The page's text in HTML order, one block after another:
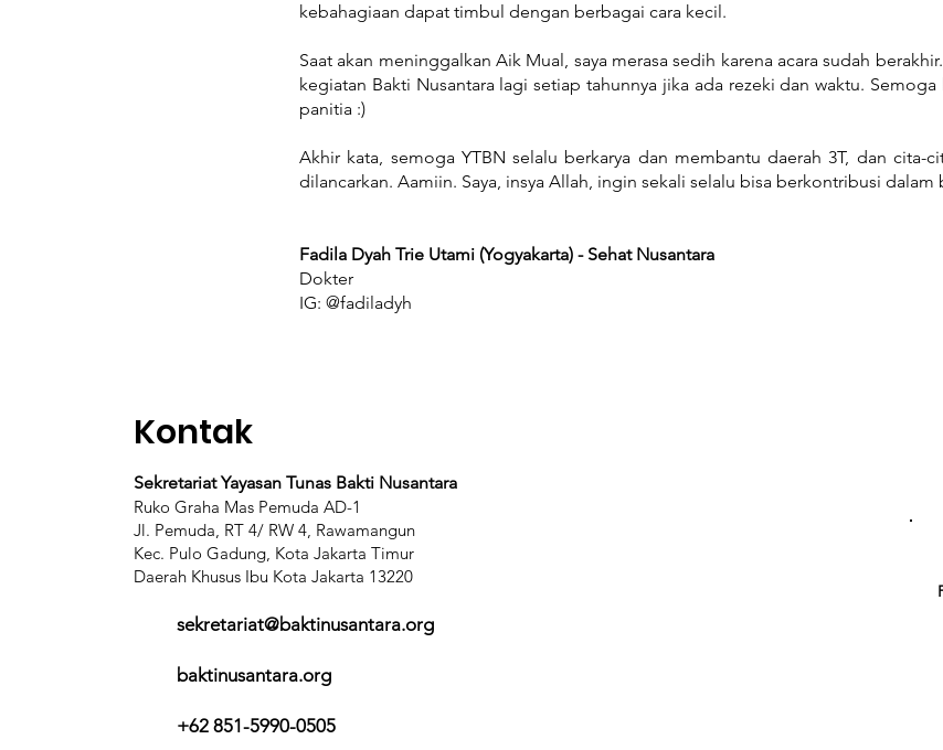
kebahagiaan dapat timbul dengan berbagai cara kecil.
Saat akan meninggalkan Aik Mual, saya merasa sedih karena acara sudah
kegiatan Bakti Nusantara lagi setiap tahunnya jika ada rezeki dan waktu.
panitia :)
Akhir kata, semoga YTBN selalu berkarya dan membantu daerah 3T, dan cita-
dilancarkan. Aamiin. Saya, insya Allah, ingin sekali selalu bisa berkontribusi dalam
Fadila Dyah Trie Utami (Yogyakarta) - Sehat Nusantara
Dokter
IG: @fadiladyh
Kontak
Sekretariat Yayasan Tunas Bakti Nusantara
Ruko Graha Mas Pemuda AD-1
Jl. Pemuda, RT 4/ RW 4, Rawamangun
Kec. Pulo Gadung, Kota Jakarta Timur
Daerah Khusus Ibu Kota Jakarta 13220
sekretariat@baktinusantara.org
baktinusantara.org
+62 851-5990-0505